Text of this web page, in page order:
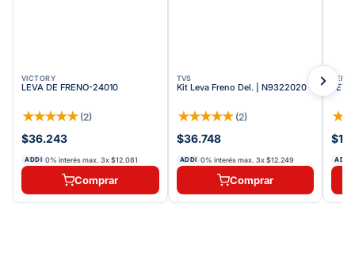
VICTORY
LEVA DE FRENO-24010
★★★★★ (2)
$36.243
ADDI 0% interés max. 3x$12.081
Comprar
TVS
Kit Leva Freno Del. | N9322020
★★★★★ (2)
$36.748
ADDI 0% interés max. 3x$12.249
Comprar
★
ADDI